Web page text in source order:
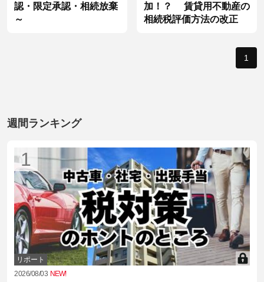
認・限定承認・相続放棄
～
加！？ 賃貸用不動産の
相続税評価方法の改正
1
週間ランキング
1
リポート
2026/08/03 NEW!